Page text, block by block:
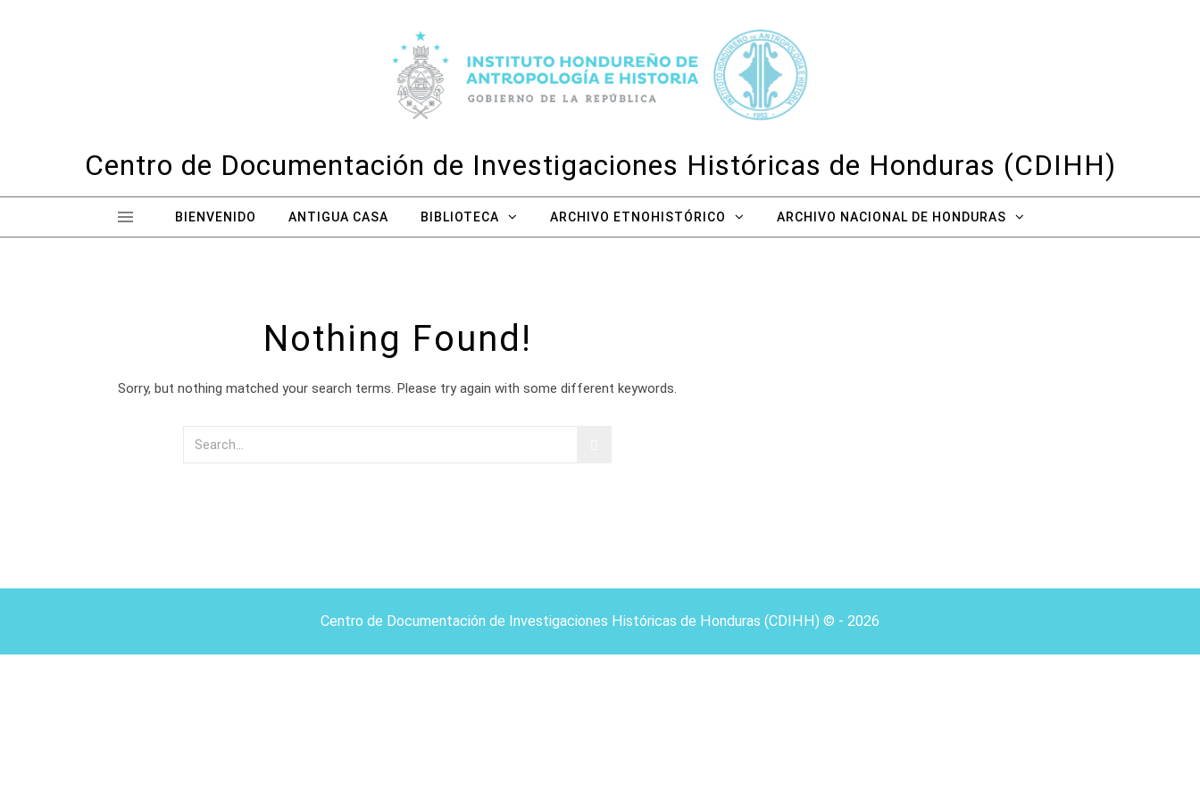
Centro de Documentación de Investigaciones Históricas de Honduras (CDIHH)
BIENVENIDO ANTIGUA CASA BIBLIOTECA ARCHIVO ETNOHISTÓRICO ARCHIVO NACIONAL DE HONDURAS
Nothing Found!
Sorry, but nothing matched your search terms. Please try again with some different keywords.
Centro de Documentación de Investigaciones Históricas de Honduras (CDIHH) © - 2026